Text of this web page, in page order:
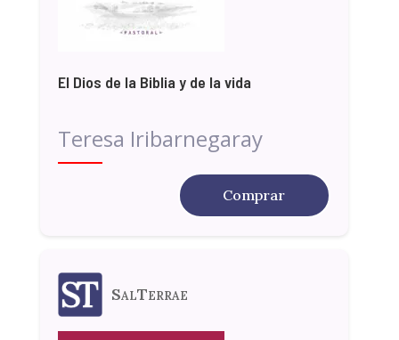
El Dios de la Biblia y de la vida
Teresa Iribarnegaray
Comprar
SalTerrae